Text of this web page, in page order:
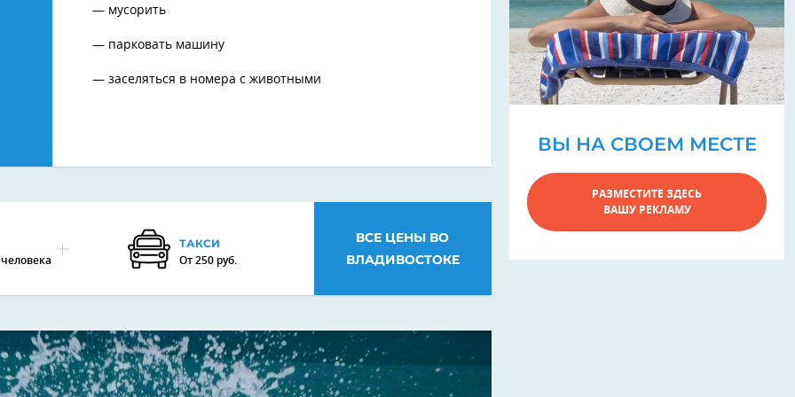
мусорить
парковать машину
заселяться в номера с животными
ТАКСИ
От 250 руб.
ВСЕ ЦЕНЫ ВО
ВЛАДИВОСТОКЕ
ВЫ НА СВОЕМ МЕСТЕ
РАЗМЕСТИТЕ ЗДЕСЬ
ВАШУ РЕКЛАМУ